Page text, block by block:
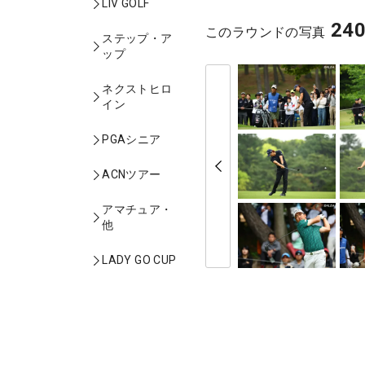
LIV GOLF
ステップ・ア
ップ
ネクストヒロ
イン
PGAシニア
ACNツアー
アマチュア・
他
LADY GO CUP
このラウンドの写真